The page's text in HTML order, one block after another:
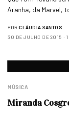
Aranha, da Marvel,
POR CLÁUDIA SANTOS
30 DE JULHO DE 2015
MÚSICA
Miranda